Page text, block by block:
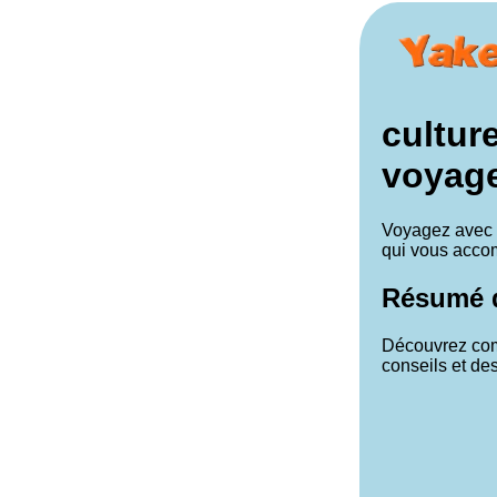
Voyagez
qui vous
Résumé
Découvrez
conseils et